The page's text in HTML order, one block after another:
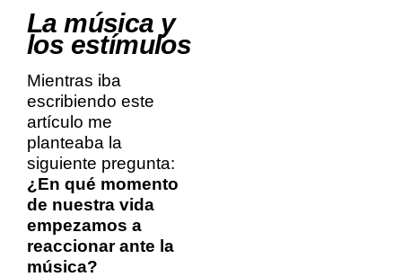
La música y
los estímulos
Mientras iba
escribiendo este
artículo me
planteaba la
siguiente pregunta:
¿En qué momento
de nuestra vida
empezamos a
reaccionar ante la
música?